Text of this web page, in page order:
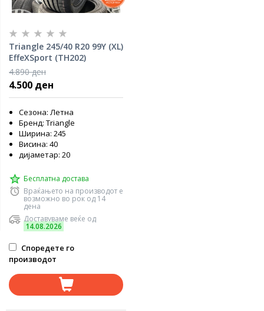
Triangle 245/40 R20 99Y (XL)
EffeXSport (TH202)
4.890 ден
4.500 ден
Сезона: Летна
Бренд: Triangle
Ширина: 245
Висина: 40
дијаметар: 20
Бесплатна достава
Враќањето на производот е
возможно во рок од 14
дена
Доставуваме веќе од
14.08.2026
Споредете го
производот